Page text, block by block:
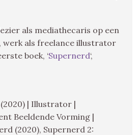
als mediathecaris op een
werk als freelance illustrator
boek, ‘Supernerd‘,
| Illustrator |
Beeldende Vorming |
(2020), Supernerd 2: